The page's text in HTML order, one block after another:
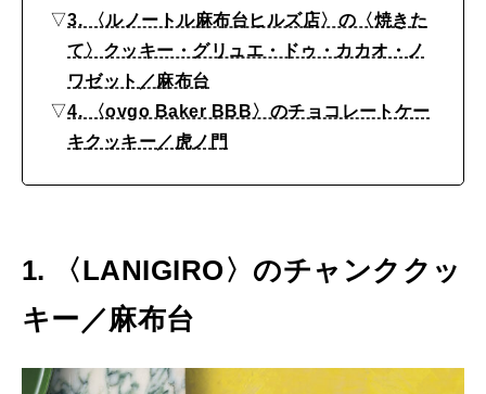
2026年7月号「鎌倉 ローカルが 教えてくれた 本当の歩き方。」
2026年6月号「大銀座 トレンドが生まれる 新しい一流店へ。」
2026年5月号「“大好き”に出会いに。韓国」
2026年4月号「未来をつくる、学びの教科書。」
2026年2月号「良運を掴む 新・開運術。」
MAGAZINE MOOK
FOLLOW US!
▽3. 〈ルノートル麻布台ヒルズ店〉の〈焼きた
て〉クッキー・グリュエ・ドゥ・カカオ・ノ
ワゼット／麻布台
▽4. 〈ovgo Baker BBB〉のチョコレートケー
キクッキー／虎ノ門
1. 〈LANIGIRO〉のチャンククッ
キー／麻布台